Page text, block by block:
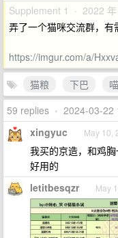
Supplement 1 · 2022
弄了一个猫咪交流群，有
https://imgur.com/a/
猫粮
下巴
59 replies • 2024-03-22
xingyuc May 10,
我买的京造，和鸡
好用的
letitbesqzr May